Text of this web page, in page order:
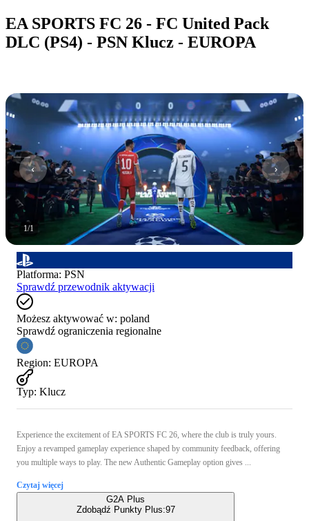
EA SPORTS FC 26 - FC United Pack
DLC (PS4) - PSN Klucz - EUROPA
1/1
Platforma: PSN
Sprawdź przewodnik aktywacji
Możesz aktywować w: poland
Sprawdź ograniczenia regionalne
Region: EUROPA
Typ: Klucz
Experience the excitement of EA SPORTS FC 26, where the club is truly yours.
Enjoy a revamped gameplay experience shaped by community feedback, offering
you multiple ways to play. The new Authentic Gameplay option gives ...
Czytaj więcej
G2A Plus
Zdobądź Punkty Plus:97